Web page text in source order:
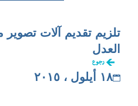
تلزيم تقديم آلات
العدل
رجوع
١٨ أيلول ، ٢٠١٥